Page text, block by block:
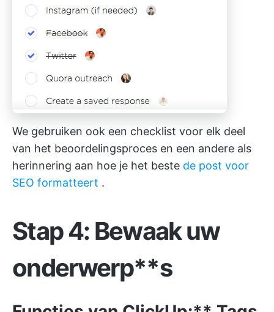
We gebruiken ook een checklist voor elk deel
van het beoordelingsproces en een andere als
herinnering aan hoe je het beste de post voor
SEO formatteert .
Stap 4: Bewaak uw
onderwerp**s